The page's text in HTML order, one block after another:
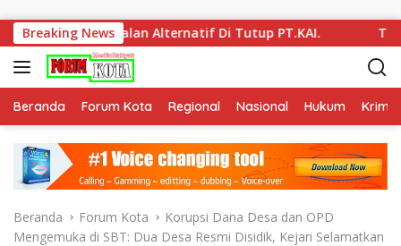
Breaking News
Jalan Alternatif Di Tutup PT.KAI. Terbukti
Beranda Forum Kota Regional Nasional Hukum
Beranda Forum Kota
Korupsi Dana Desa dan OPD
Mengemuka di SBT: Dua Desa Resmi Disidik, Kejari Selamatkan